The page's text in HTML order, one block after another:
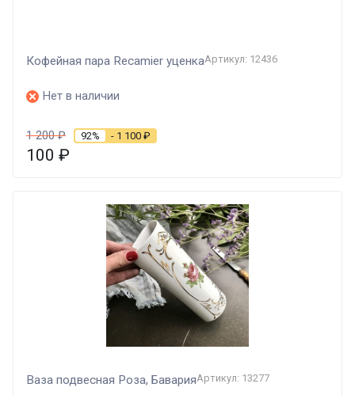
Кофейная пара Recamier уценкаАртикул: 12436
Нет в наличии
1 200₽ 92% - 1 100 ₽
100 ₽
Ваза подвесная Роза, БаварияАртикул: 13277